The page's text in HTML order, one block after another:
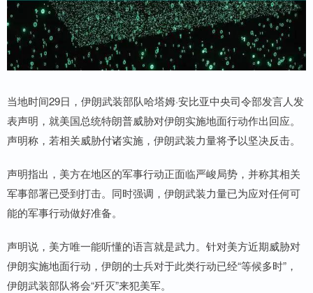
当地时间29日，伊朗武装部队哈塔姆·安比亚中央司令部发言人发
表声明，就美国总统特朗普威胁对伊朗实施地面行动作出回应。
声明称，若相关威胁付诸实施，伊朗武装力量将予以坚决反击。
声明指出，美方在地区的军事行动正面临严峻局势，并称其相关
军事部署已受到打击。同时强调，伊朗武装力量已为应对任何可
能的军事行动做好准备。
声明说，美方唯一能听懂的语言就是武力。针对美方近期威胁对
伊朗实施地面行动，伊朗的士兵对于此类行动已经“等候多时”，
伊朗武装部队将会“歼灭”来犯美军。